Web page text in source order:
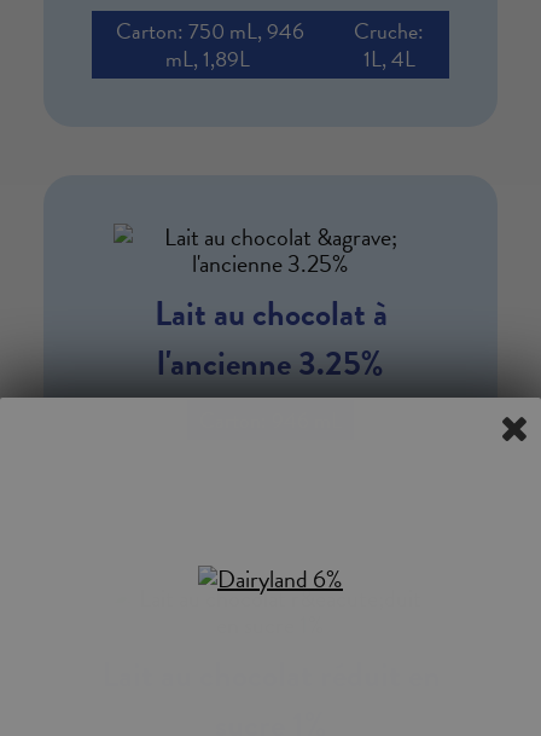
Carton: 750 mL, 946
mL, 1,89L
Cruche:
1L, 4L
Lait au chocolat à
l'ancienne 3.25%